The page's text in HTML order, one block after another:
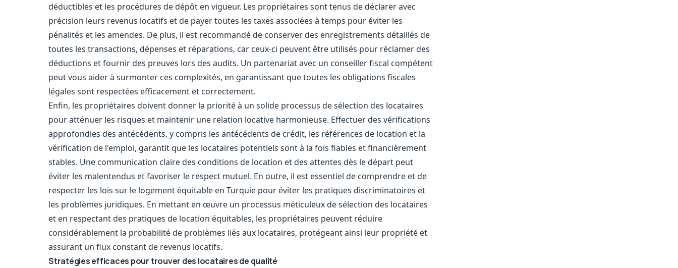
déductibles et les procédures de dépôt en vigueur. Les propriétaires sont tenus de déclarer avec
précision leurs revenus locatifs et de payer toutes les taxes associées à temps pour éviter les
pénalités et les amendes. De plus, il est recommandé de conserver des enregistrements détaillés de
toutes les transactions, dépenses et réparations, car ceux-ci peuvent être utilisés pour réclamer des
déductions et fournir des preuves lors des audits. Un partenariat avec un conseiller fiscal compétent
peut vous aider à surmonter ces complexités, en garantissant que toutes les obligations fiscales
légales sont respectées efficacement et correctement.
Enfin, les propriétaires doivent donner la priorité à un solide processus de sélection des locataires
pour atténuer les risques et maintenir une relation locative harmonieuse. Effectuer des vérifications
approfondies des antécédents, y compris les antécédents de crédit, les références de location et la
vérification de l'emploi, garantit que les locataires potentiels sont à la fois fiables et financièrement
stables. Une communication claire des conditions de location et des attentes dès le départ peut
éviter les malentendus et favoriser le respect mutuel. En outre, il est essentiel de comprendre et de
respecter les lois sur le logement équitable en Turquie pour éviter les pratiques discriminatoires et
les problèmes juridiques. En mettant en œuvre un processus méticuleux de sélection des locataires
et en respectant des pratiques de location équitables, les propriétaires peuvent réduire
considérablement la probabilité de problèmes liés aux locataires, protégeant ainsi leur propriété et
assurant un flux constant de revenus locatifs.
Stratégies efficaces pour trouver des locataires de qualité